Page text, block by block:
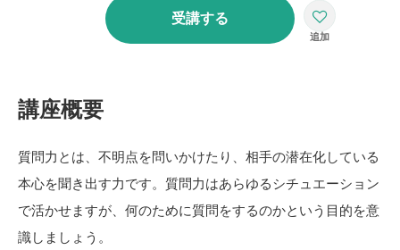
受講する
講座概要
質問力とは、不明点を問いかけたり、相手の潜在化している
本心を聞き出す力です。質問力はあらゆるシチュエーション
で活かせますが、何のために質問をするのかという目的を意
識しましょう。